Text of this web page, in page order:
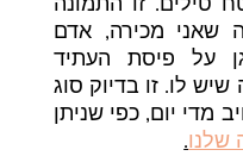
שאני מכירה, אדם
על פיסת העתיד
לו. זו בדיוק סוג
מדי יום, כפי שניתן
שלנו.